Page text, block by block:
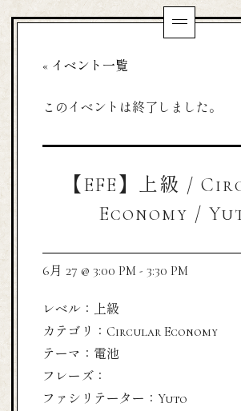
« イベント一覧
このイベントは終了しました。
【EFE】上級 /
Economy /
6月 27 @ 3:00 PM - 3:30 PM
レベル：上級
カテゴリ：Circular Economy
テーマ：電池
フレーズ：
ファシリテーター：Yuto